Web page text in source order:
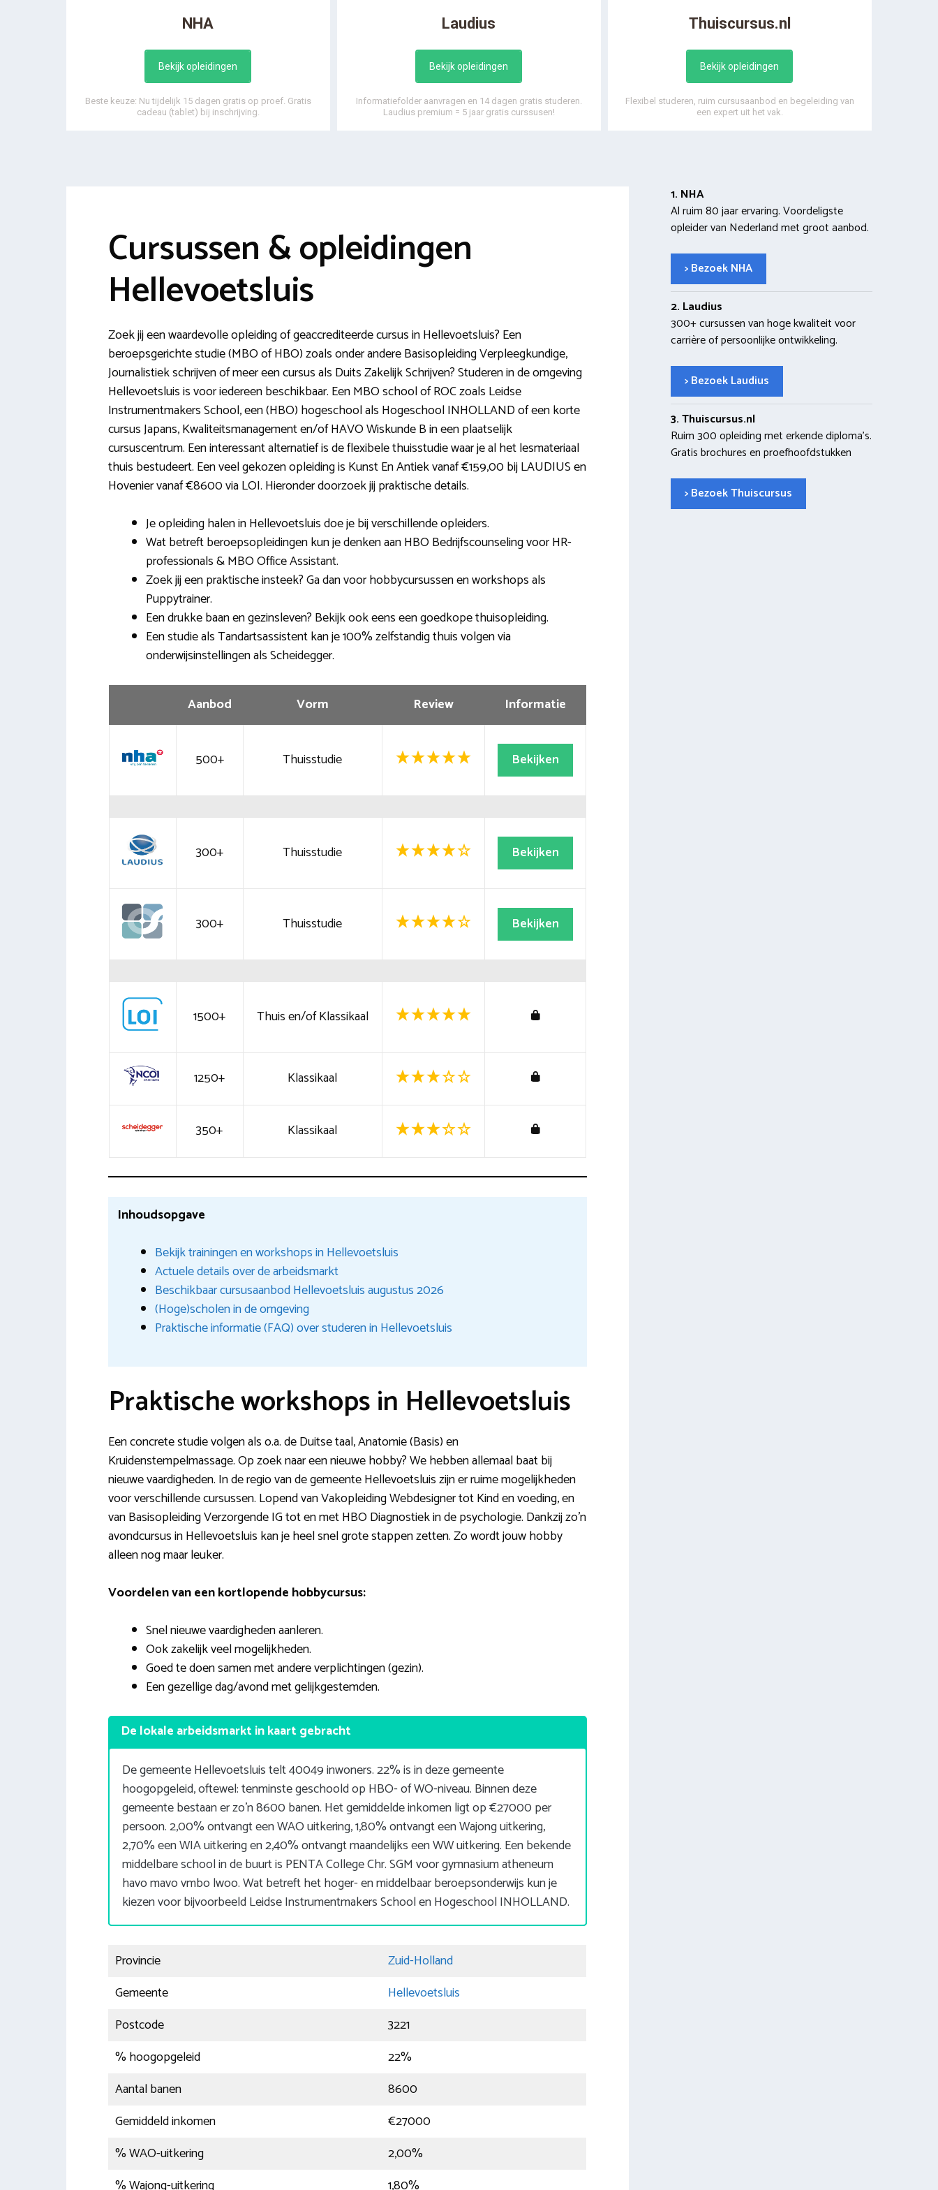
NHA
Bekijk opleidingen
Beste keuze: Nu tijdelijk 15 dagen gratis op proef. Gratis
cadeau (tablet) bij inschrijving.
Laudius
Bekijk opleidingen
Informatiefolder aanvragen en 14 dagen gratis studeren.
Laudius premium = 5 jaar gratis curssusen!
Thuiscursus.nl
Bekijk opleidingen
Flexibel studeren, ruim cursusaanbod en begeleiding van
een expert uit het vak.
Cursussen & opleidingen
Hellevoetsluis
Zoek jij een waardevolle opleiding of geaccrediteerde cursus in Hellevoetsluis? Een
beroepsgerichte studie (MBO of HBO) zoals onder andere Basisopleiding Verpleegkundige,
Journalistiek schrijven of meer een cursus als Duits Zakelijk Schrijven? Studeren in de omgeving
Hellevoetsluis is voor iedereen beschikbaar. Een MBO school of ROC zoals Leidse
Instrumentmakers School, een (HBO) hogeschool als Hogeschool INHOLLAND of een korte
cursus Japans, Kwaliteitsmanagement en/of HAVO Wiskunde B in een plaatselijk
cursuscentrum. Een interessant alternatief is de flexibele thuisstudie waar je al het lesmateriaal
thuis bestudeert. Een veel gekozen opleiding is Kunst En Antiek vanaf €159,00 bij LAUDIUS en
Hovenier vanaf €8600 via LOI. Hieronder doorzoek jij praktische details.
Je opleiding halen in Hellevoetsluis doe je bij verschillende opleiders.
Wat betreft beroepsopleidingen kun je denken aan HBO Bedrijfscounseling voor HR-
professionals & MBO Office Assistant.
Zoek jij een praktische insteek? Ga dan voor hobbycursussen en workshops als
Puppytrainer.
Een drukke baan en gezinsleven? Bekijk ook eens een goedkope thuisopleiding.
Een studie als Tandartsassistent kan je 100% zelfstandig thuis volgen via
onderwijsinstellingen als Scheidegger.
Aanbod Vorm Review Informatie
500+ Thuisstudie Bekijken
300+ Thuisstudie Bekijken
300+ Thuisstudie Bekijken
1500+ Thuis en/of Klassikaal
1250+ Klassikaal
350+ Klassikaal
Inhoudsopgave
Bekijk trainingen en workshops in Hellevoetsluis
Actuele details over de arbeidsmarkt
Beschikbaar cursusaanbod Hellevoetsluis augustus 2026
(Hoge)scholen in de omgeving
Praktische informatie (FAQ) over studeren in Hellevoetsluis
Praktische workshops in Hellevoetsluis
Een concrete studie volgen als o.a. de Duitse taal, Anatomie (Basis) en
Kruidenstempelmassage. Op zoek naar een nieuwe hobby? We hebben allemaal baat bij
nieuwe vaardigheden. In de regio van de gemeente Hellevoetsluis zijn er ruime mogelijkheden
voor verschillende cursussen. Lopend van Vakopleiding Webdesigner tot Kind en voeding, en
van Basisopleiding Verzorgende IG tot en met HBO Diagnostiek in de psychologie. Dankzij zo’n
avondcursus in Hellevoetsluis kan je heel snel grote stappen zetten. Zo wordt jouw hobby
alleen nog maar leuker.
Voordelen van een kortlopende hobbycursus:
Snel nieuwe vaardigheden aanleren.
Ook zakelijk veel mogelijkheden.
Goed te doen samen met andere verplichtingen (gezin).
Een gezellige dag/avond met gelijkgestemden.
De lokale arbeidsmarkt in kaart gebracht
De gemeente Hellevoetsluis telt 40049 inwoners. 22% is in deze gemeente
hoogopgeleid, oftewel: tenminste geschoold op HBO- of WO-niveau. Binnen deze
gemeente bestaan er zo’n 8600 banen. Het gemiddelde inkomen ligt op €27000 per
persoon. 2,00% ontvangt een WAO uitkering, 1,80% ontvangt een Wajong uitkering,
2,70% een WIA uitkering en 2,40% ontvangt maandelijks een WW uitkering. Een bekende
middelbare school in de buurt is PENTA College Chr. SGM voor gymnasium atheneum
havo mavo vmbo lwoo. Wat betreft het hoger- en middelbaar beroepsonderwijs kun je
kiezen voor bijvoorbeeld Leidse Instrumentmakers School en Hogeschool INHOLLAND.
Provincie
Zuid-Holland
Gemeente
Hellevoetsluis
Postcode
3221
% hoogopgeleid
22%
Aantal banen
8600
Gemiddeld inkomen
€27000
% WAO-uitkering
2,00%
1. NHA
Al ruim 80 jaar ervaring. Voordeligste
opleider van Nederland met groot aanbod.
> Bezoek NHA
2. Laudius
300+ cursussen van hoge kwaliteit voor
carrière of persoonlijke ontwikkeling.
> Bezoek Laudius
3. Thuiscursus.nl
Ruim 300 opleiding met erkende diploma’s.
Gratis brochures en proefhoofdstukken
> Bezoek Thuiscursus